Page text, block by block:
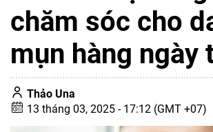
chăm sóc cho
mụn hàng ngày
Thảo Una
13 tháng 03, 2025 - 17:12 (GMT +07)